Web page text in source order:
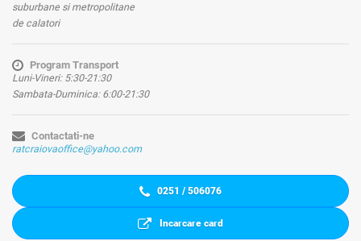
suburbane si metropolitane
de calatori
Program Transport
Luni-Vineri: 5:30-21:30
Sambata-Duminica: 6:00-21:30
Contactati-ne
ratcraiovaoffice@yahoo.com
0251 / 506076
Incarcare card